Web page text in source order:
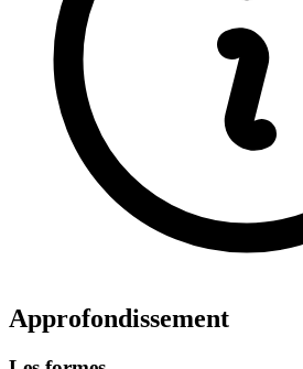
Approfondissement